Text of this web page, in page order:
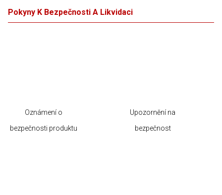
Pokyny K Bezpečnosti A Likvidaci
Oznámení o
bezpečnosti produktu
Upozornění na
bezpečnost